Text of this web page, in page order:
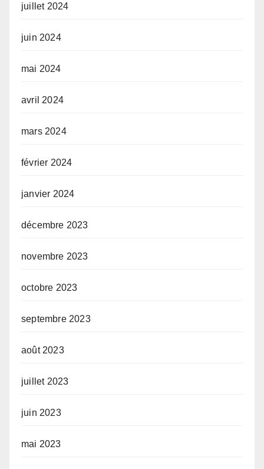
juillet 2024
juin 2024
mai 2024
avril 2024
mars 2024
février 2024
janvier 2024
décembre 2023
novembre 2023
octobre 2023
septembre 2023
août 2023
juillet 2023
juin 2023
mai 2023